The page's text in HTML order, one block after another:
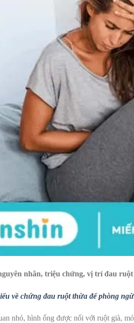
nhân, triệu chứng, vị trí đau
về chứng đau ruột thừa để phòng
nhỏ, hình ống được nối với ruột già,